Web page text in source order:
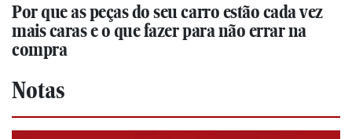
Por que as peças do seu carro estão cada vez
mais caras e o que fazer para não errar na
compra
Notas